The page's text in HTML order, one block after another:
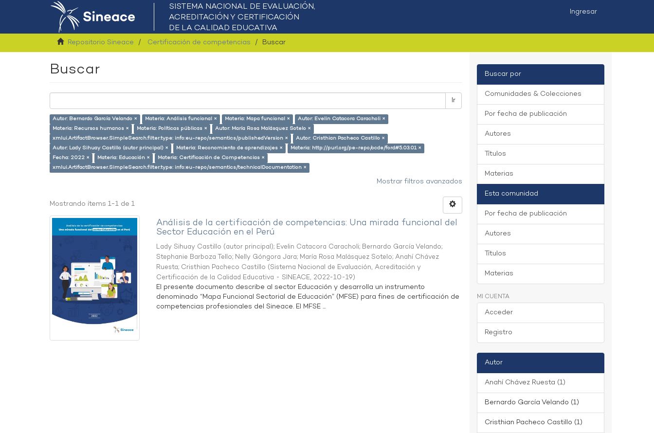
Ingresar
Repositorio Sineace Certificación de competencias Buscar
Buscar
Ir
Autor: Bernardo García Velando × Materia: Análisis funcional × Materia: Mapa funcional ×
Autor: Evelin Catacora Caracholi ×
Materia: Recursos humanos ×
Materia: Políticas públicas ×
Autor: María Rosa Malásquez Sotelo ×
xmlui.ArtifactBrowser.SimpleSearch.filter.type: info:eu-repo/semantics/publishedVersion ×
Autor: Cristhian Pacheco Castillo ×
Autor: Lady Sihuay Castillo (autor principal) ×
Materia: Reconomiento de aprendizajes ×
Materia: http://purl.org/pe-repo/ocde/ford#5.03.01 ×
Fecha: 2022 ×
Materia: Educación ×
Materia: Certificación de Competencias ×
xmlui.ArtifactBrowser.SimpleSearch.filter.type: info:eu-repo/semantics/technicalDocumentation ×
Mostrar filtros avanzados
Mostrando ítems 1-1 de 1
Análisis de la certificación de competencias: Una mirada funcional del
Sector Educación en el Perú
Lady Sihuay Castillo (autor principal); Evelin Catacora Caracholi; Bernardo García Velando;
Stephanie Barboza Tello; Nelly Góngora Jara; María Rosa Malásquez Sotelo;Anahí Chávez
Ruesta; Cristhian Pacheco Castillo (Sistema Nacional de Evaluación, Acreditación y
Certificación de la Calidad Educativa - SINEACE, 2022-10-19)
El presente documento describe al sector Educación y desarrolla un instrumento
denominado “Mapa Funcional Sectorial de Educación” (MFSE) para fines de certificación de
competencias profesionales del Sineace. El MFSE ...
Buscar por
Comunidades & Colecciones
Por fecha de publicación
Autores
Títulos
Materias
Esta comunidad
Por fecha de publicación
Autores
Títulos
Materias
MI CUENTA
Acceder
Registro
Autor
Anahí Chávez Ruesta (1)
Bernardo García Velando (1)
Cristhian Pacheco Castillo (1)